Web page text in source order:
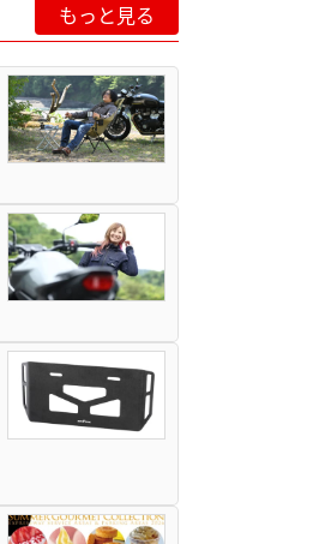
もっと見る